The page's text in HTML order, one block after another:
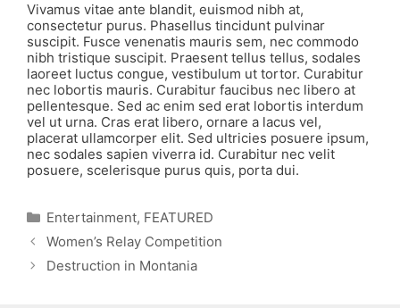
Vivamus vitae ante blandit, euismod nibh at,
consectetur purus. Phasellus tincidunt pulvinar
suscipit. Fusce venenatis mauris sem, nec commodo
nibh tristique suscipit. Praesent tellus tellus, sodales
laoreet luctus congue, vestibulum ut tortor. Curabitur
nec lobortis mauris. Curabitur faucibus nec libero at
pellentesque. Sed ac enim sed erat lobortis interdum
vel ut urna. Cras erat libero, ornare a lacus vel,
placerat ullamcorper elit. Sed ultricies posuere ipsum,
nec sodales sapien viverra id. Curabitur nec velit
posuere, scelerisque purus quis, porta dui.
Kategoriler
Entertainment, FEATURED
Women’s Relay Competition
Destruction in Montania